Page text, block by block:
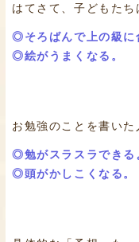
はてさて、子どもた
◎そろばんで上の級に
◎絵がうまくなる。
お勉強のことを書いた
◎勉がスラスラできる
◎頭がかしこくなる。